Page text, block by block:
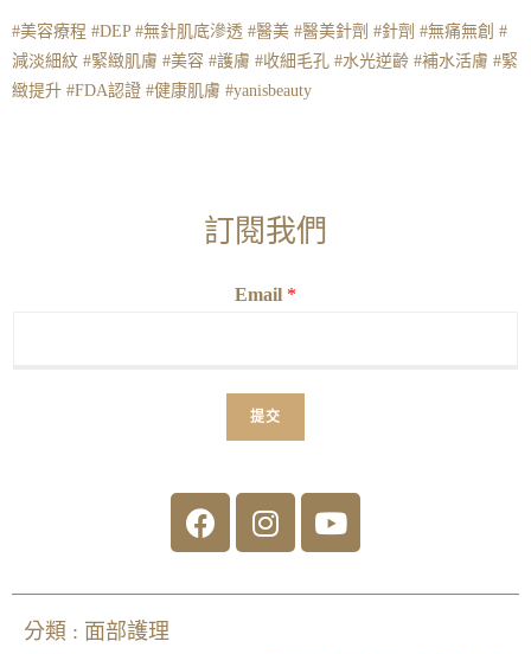
#美容療程 #DEP #無針肌底滲透 #醫美 #醫美針劑 #針劑 #無痛無創 #
減淡細紋 #緊緻肌膚 #美容 #護膚 #收細毛孔 #水光逆齡 #補水活膚 #緊
緻提升 #FDA認證 #健康肌膚 #yanisbeauty
訂閱我們
Email *
提交
分類 : 面部護理